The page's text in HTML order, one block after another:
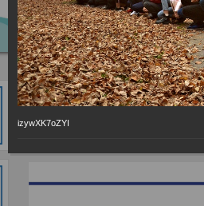
Главная→Фотогалерея→29.09-
izywXK7oZYI